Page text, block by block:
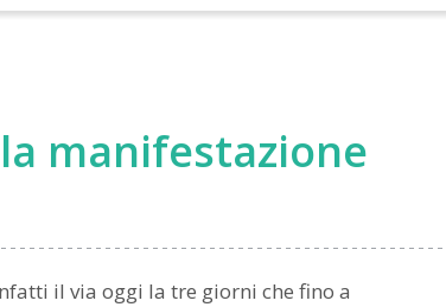
manifestazione
il via oggi la tre giorni che fino a